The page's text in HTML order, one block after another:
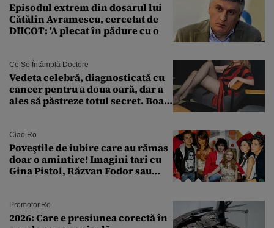
Episodul extrem din dosarul lui
Cătălin Avramescu, cercetat de
DIICOT: 'A plecat în pădure cu o
Ce Se Întâmplă Doctore
Vedeta celebră, diagnosticată cu
cancer pentru a doua oară, dar a
ales să păstreze totul secret. Boala
Ciao.ro
Poveştile de iubire care au rămas
doar o amintire! Imagini tari cu
Gina Pistol, Răzvan Fodor sau
Promotor.ro
2026: Care e presiunea corectă în